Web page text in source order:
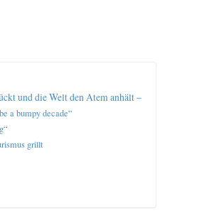
und die Welt den Atem anhält –
a bumpy decade“
grillt